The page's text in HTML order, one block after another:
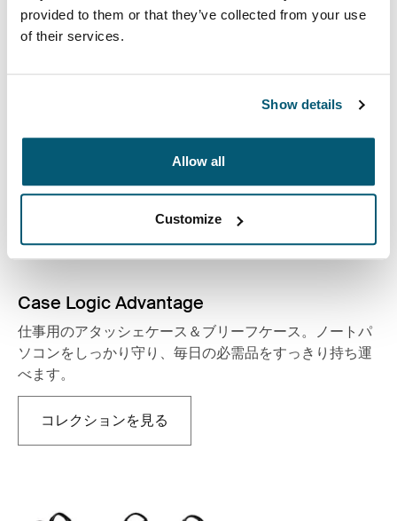
provided to them or that they’ve collected from your use
of their services.
Show details
Allow all
Customize
コレクションを見る新しいタブで開きます
Case Logic Advantage
仕事用のアタッシェケース＆ブリーフケース。ノートパ
ソコンをしっかり守り、毎日の必需品をすっきり持ち運
べます。
コレクションを見る新しいタブで開きます